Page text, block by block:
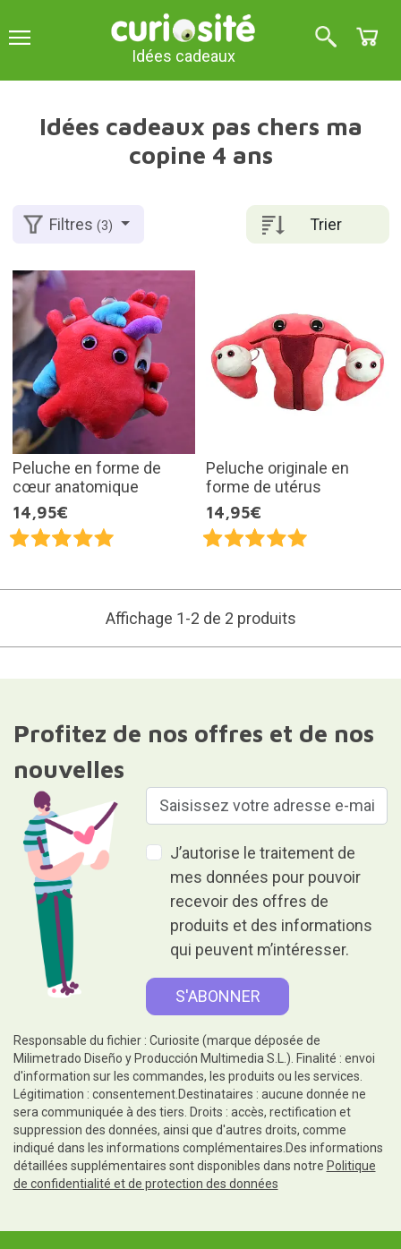
Idées cadeaux
Idées cadeaux pas chers ma
copine 4 ans
Trier
Filtres(3)
Peluche en forme de
cœur anatomique
14,95€
Peluche originale en
forme de utérus
14,95€
Affichage 1-2 de 2 produits
Profitez de nos offres et de nos
nouvelles
J’autorise le traitement de
mes données pour pouvoir
recevoir des offres de
produits et des informations
qui peuvent m’intéresser.
Responsable du fichier : Curiosite (marque déposée de
Milimetrado Diseño y Producción Multimedia S.L.). Finalité : envoi
d'information sur les commandes, les produits ou les services.
Légitimation : consentement.Destinataires : aucune donnée ne
sera communiquée à des tiers. Droits : accès, rectification et
suppression des données, ainsi que d'autres droits, comme
indiqué dans les informations complémentaires.Des informations
détaillées supplémentaires sont disponibles dans notre Politique
de confidentialité et de protection des données